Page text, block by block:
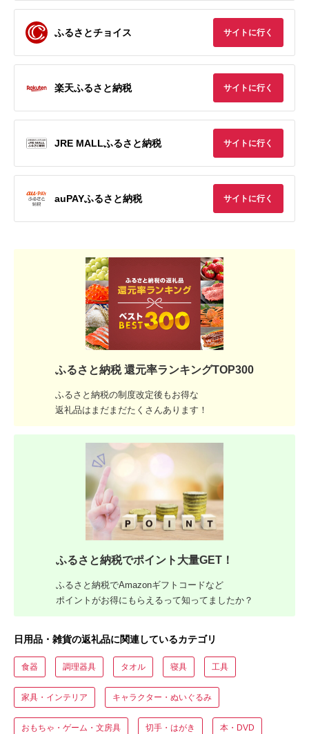
ふるさとチョイス サイトに行く
楽天ふるさと納税 サイトに行く
JRE MALLふるさと納税 サイトに行く
auPAYふるさと納税 サイトに行く
ふるさと納税 還元率ランキングTOP300
ふるさと納税の制度改定後もお得な
返礼品はまだまだたくさんあります！
ふるさと納税でポイント大量GET！
ふるさと納税でAmazonギフトコードなど
ポイントがお得にもらえるって知ってましたか？
日用品・雑貨の返礼品に関連しているカテゴリ
食器 調理器具 タオル 寝具 工具
家具・インテリア キャラクター・ぬいぐるみ
おもちゃ・ゲーム・文房具 切手・はがき 本・DVD